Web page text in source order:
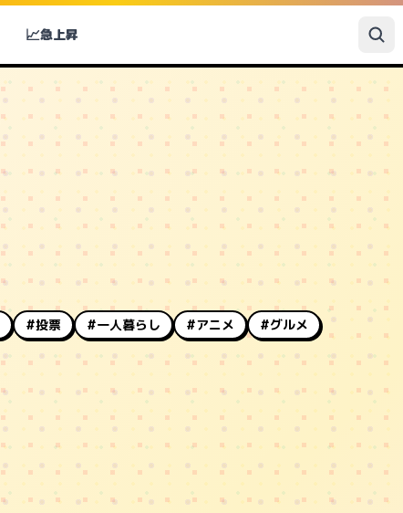
📈急上昇
#投票 #一人暮らし #アニメ #グルメ